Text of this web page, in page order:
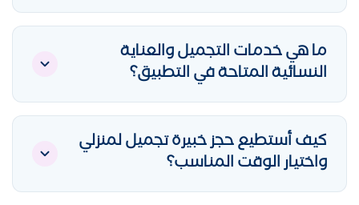
بالتأكيد، نحن نلتزم بأعلى البروتوكولات الطبية في
التعقيم والتغليف الفردي. يتم فتح الأدوات
والمناشف المعقمة فردياً أمامك عند بدء
الجلسة لضمان أقصى درجات النظافة والسلامة
لبشرتكِ وشعركِ.
ما هي خدمات التجميل والعناية
النسائية المتاحة في التطبيق؟
نوفر باقات متكاملة تشمل: قص وتصفيف
واستشوار الشعر، علاجات البروتين والكيراتين
وحمامات الزيت، جلسات تنظيف البشرة العميق
والماسكات الطبيعية، مانيكير وباديكير SPA،
كيف أستطيع حجز خبيرة تجميل لمنزلي
واختيار الوقت المناسب؟